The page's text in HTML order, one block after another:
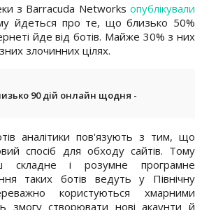
з Barracuda Networks опублікували
йдеться про те, що близько 50%
йде від ботів. Майже 30% з них
злочинних цілях.
90 дій онлайн щодня -
аналітики пов'язують з тим, що
спосіб для обходу сайтів. Тому
складне і розумне програмне
таких ботів ведуть у Північну
користуються хмарними
змогу створювати нові акаунти й